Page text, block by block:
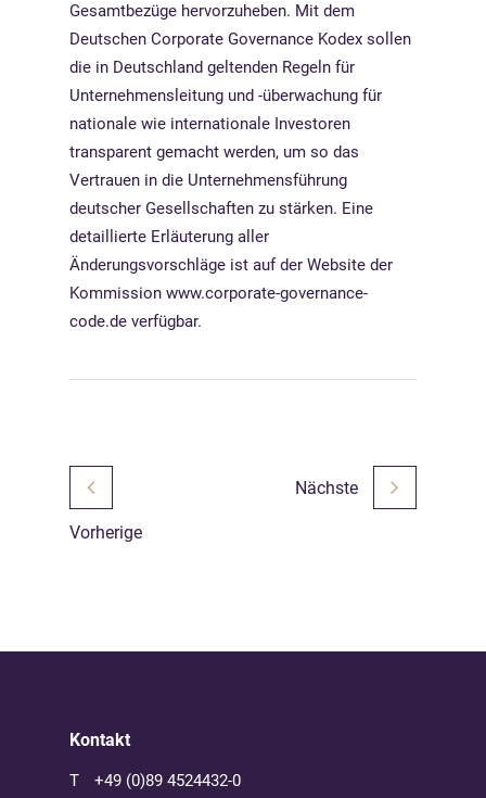
Gesamtbezüge hervorzuheben. Mit dem
Deutschen Corporate Governance Kodex sollen
die in Deutschland geltenden Regeln für
Unternehmensleitung und -überwachung für
nationale wie internationale Investoren
transparent gemacht werden, um so das
Vertrauen in die Unternehmensführung
deutscher Gesellschaften zu stärken. Eine
detaillierte Erläuterung aller
Änderungsvorschläge ist auf der Website der
Kommission www.corporate-governance-
code.de verfügbar.
Vorherige
Nächste
Kontakt
T
+49 (0)89 4524432-0